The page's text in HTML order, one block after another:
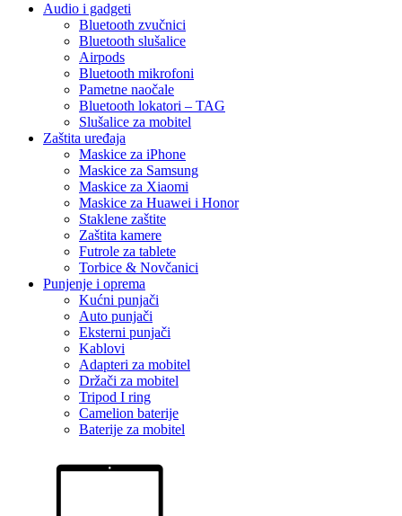
Audio i gadgeti
Bluetooth zvučnici
Bluetooth slušalice
Airpods
Bluetooth mikrofoni
Pametne naočale
Bluetooth lokatori – TAG
Slušalice za mobitel
Zaštita uređaja
Maskice za iPhone
Maskice za Samsung
Maskice za Xiaomi
Maskice za Huawei i Honor
Staklene zaštite
Zaštita kamere
Futrole za tablete
Torbice & Novčanici
Punjenje i oprema
Kućni punjači
Auto punjači
Eksterni punjači
Kablovi
Adapteri za mobitel
Držači za mobitel
Tripod I ring
Camelion baterije
Baterije za mobitel